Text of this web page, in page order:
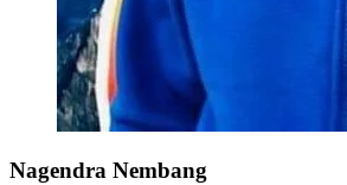
Nagendra Nembang